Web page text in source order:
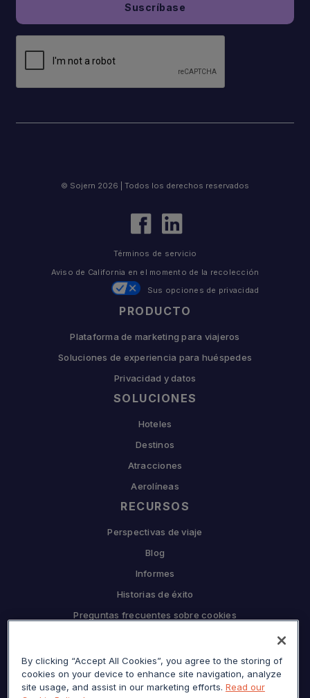
PRODUCTO
Plataforma de marketing para viajeros
Soluciones de experiencia para huéspedes
Privacidad y datos
SOLUCIONES
Hoteles
Destinos
Atracciones
Aerolíneas
RECURSOS
Perspectivas de viaje
Blog
Informes
Historias de éxito
Preguntas frecuentes sobre cookies
Por qué Sojern
Asóciese con nosotros
© Sojern 2026 | Todos los derechos reservados
Términos de servicio
Aviso de California en el momento de la recolección
Sus opciones de privacidad
By clicking “Accept All Cookies”, you agree to the storing of
cookies on your device to enhance site navigation, analyze
site usage, and assist in our marketing efforts. Read our